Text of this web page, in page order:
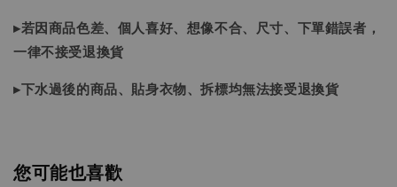
▸若因商品色差、個人喜好、想像不合、尺寸、下單錯誤者，
一律不接受退換貨
▸下水過後的商品、貼身衣物、拆標均無法接受退換貨
您可能也喜歡